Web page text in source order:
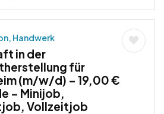
Handwerk
in der
für
(m/w/d) – 19,00 €
– Minijob,
Vollzeitjob